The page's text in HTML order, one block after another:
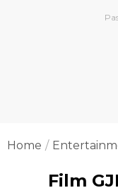
Home
Film